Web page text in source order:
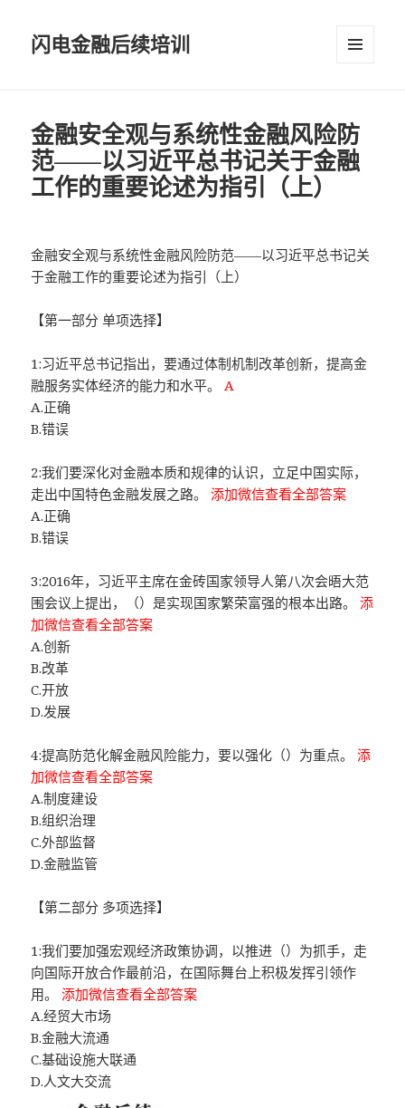
闪电金融后续培训
金融安全观与系统性金融风险防
范——以习近平总书记关于金融
工作的重要论述为指引（上）
金融安全观与系统性金融风险防范——以习近平总书记关
于金融工作的重要论述为指引（上）
【第一部分 单项选择】
1:习近平总书记指出，要通过体制机制改革创新，提高金
融服务实体经济的能力和水平。A
A.正确
B.错误
2:我们要深化对金融本质和规律的认识，立足中国实际，
走出中国特色金融发展之路。添加微信查看全部答案
A.正确
B.错误
3:2016年，习近平主席在金砖国家领导人第八次会晤大范
围会议上提出，（）是实现国家繁荣富强的根本出路。添
加微信查看全部答案
A.创新
B.改革
C.开放
D.发展
4:提高防范化解金融风险能力，要以强化（）为重点。添
加微信查看全部答案
A.制度建设
B.组织治理
C.外部监督
D.金融监管
【第二部分 多项选择】
1:我们要加强宏观经济政策协调，以推进（）为抓手，走
向国际开放合作最前沿，在国际舞台上积极发挥引领作
用。添加微信查看全部答案
A.经贸大市场
B.金融大流通
C.基础设施大联通
D.人文大交流